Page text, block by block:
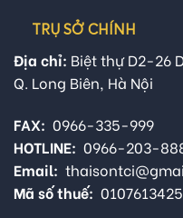
TRỤ SỞ CHÍNH
Địa chỉ: Biệt thự D2-26
Q. Long Biên, Hà Nội
FAX: 0966-335-999
HOTLINE: 0966-203-
Email:
Mã số thuế: 0107613425